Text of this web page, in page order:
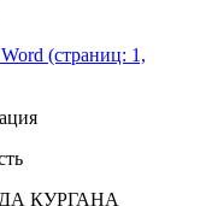
(страниц: 1,
КУРГАНА